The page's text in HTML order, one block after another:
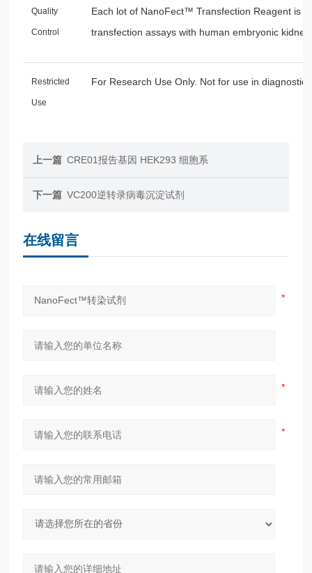
Quality
Control
Each lot of NanoFect™ Transfection Reagent is
transfection assays with human embryonic
Restricted
Use
For Research Use Only. Not for use in
上一篇 CRE01报告基因 HEK293 细胞系
下一篇 VC200逆转录病毒沉淀试剂
在线留言